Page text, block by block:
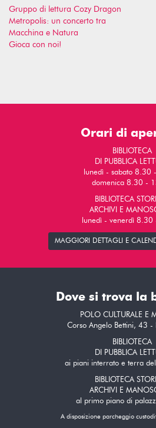
Gruppo di lettura Cozy Dragon
Metropolis: un concerto tra
Macchina e Natura
Gioca con noi!
Orari di
BIBLIOTECA
DI PUBBLICA
lunedì - sabato 8.30
domenica 8.30 -
BIBLIOTECA
ARCHIVI E
lunedì - venerdì
MAGGIORI DETTAGLI E
Dove si trova la
POLO CULTURALE E
Corso Angelo Bettini, 43 -
BIBLIOTECA
DI PUBBLICA
ai piani interrato e terra
BIBLIOTECA
ARCHIVI E
al primo piano di
A disposizione parcheggio